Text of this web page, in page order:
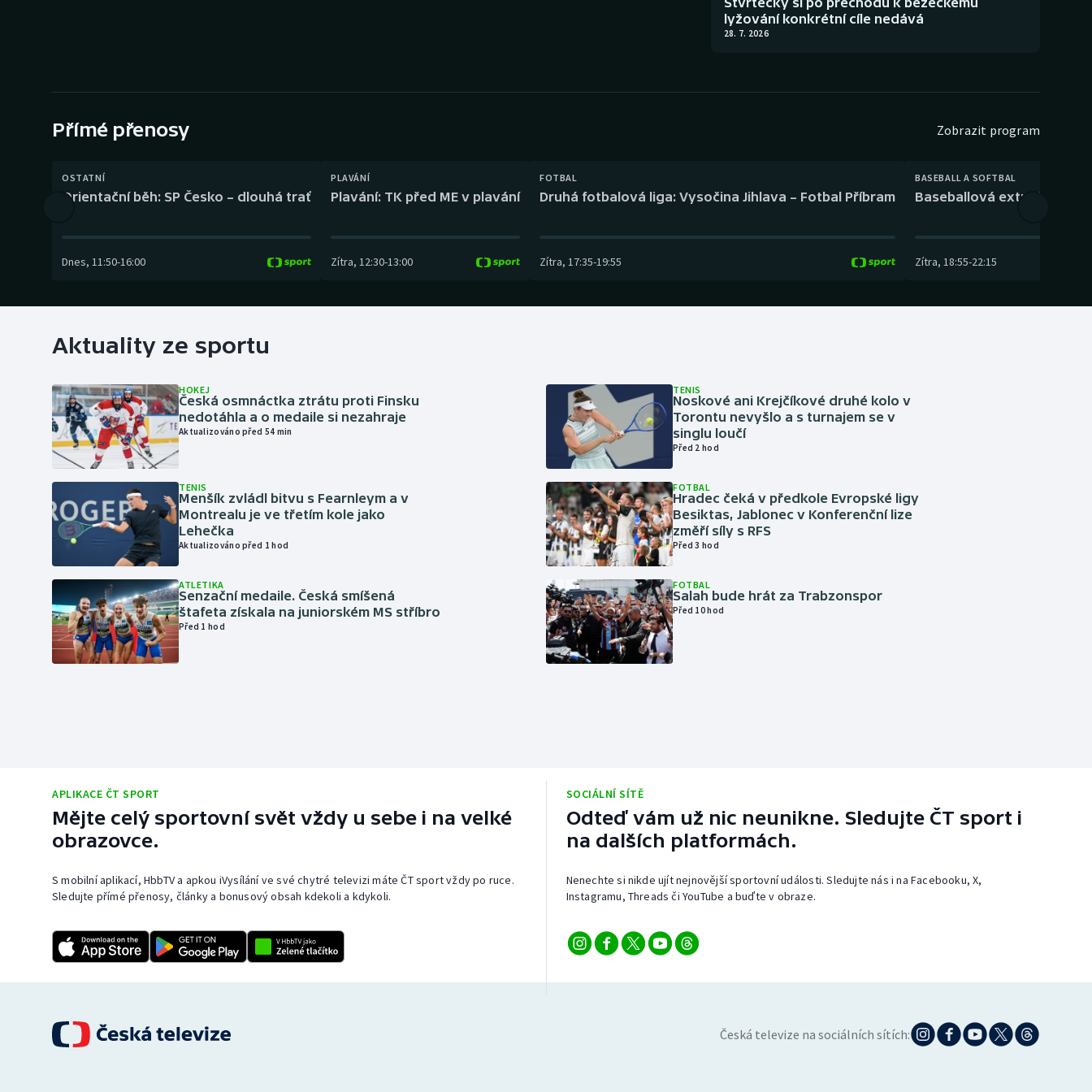
Gymnastika Plážový volejbal
lyžování konkrétní cíle nedává
28. 7. 2026
Přímé přenosy Zobrazit program
OSTATNÍ
Orientační běh: SP Česko – dlouhá trať
Dnes, 11:50-16:00
PLAVÁNÍ
Plavání: TK před ME v plavání
Zítra, 12:30-13:00
FOTBAL
Druhá fotbalová liga: Vysočina Jihlava – Fotbal Příbram
Zítra, 17:35-19:55
BASEBALL A SOFTBAL
Baseballová extraliga:
Zítra, 18:55-22:15
Aktuality ze sportu
HOKEJ
Česká osmnáctka ztrátu proti Finsku
nedotáhla a o medaile si nezahraje
Aktualizováno před 54 min
TENIS
Menšík zvládl bitvu s Fearnleym a v
Montrealu je ve třetím kole jako
Lehečka
Aktualizováno před 1 hod
ATLETIKA
Senzační medaile. Česká smíšená
štafeta získala na juniorském MS stříbro
Před 1 hod
TENIS
Noskové ani Krejčíkové druhé kolo v
Torontu nevyšlo a s turnajem se v
singlu loučí
Před 2 hod
FOTBAL
Hradec čeká v předkole Evropské ligy
Besiktas, Jablonec v Konferenční lize
změří síly s RFS
Před 3 hod
FOTBAL
Salah bude hrát za Trabzonspor
Před 10 hod
APLIKACE ČT SPORT
Mějte celý sportovní svět vždy u sebe i na velké
obrazovce.
S mobilní aplikací, HbbTV a apkou iVysílání ve své chytré televizi máte ČT sport vždy po ruce.
Sledujte přímé přenosy, články a bonusový obsah kdekoli a kdykoli.
SOCIÁLNÍ SÍTĚ
Odteď vám už nic neunikne. Sledujte ČT sport i
na dalších platformách.
Nenechte si nikde ujít nejnovější sportovní události. Sledujte nás i na Facebooku, X,
Instagramu, Threads či YouTube a buďte v obraze.
Česká televize na sociálních sítích: